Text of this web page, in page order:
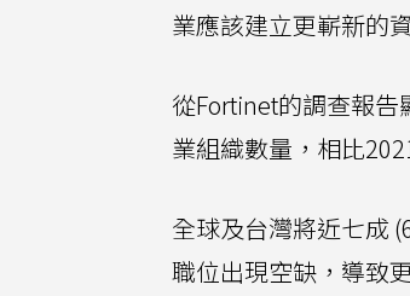
業應該建立更嶄新的
從Fortinet的調查報
業組織數量，相比
全球及台灣將近七成
職位出現空缺，導致